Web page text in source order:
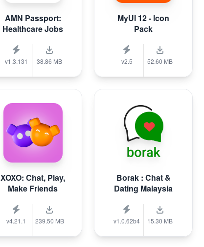
AMN Passport:
Healthcare Jobs
v1.3.131 38.86 MB
MyUI 12 - Icon
Pack
v2.5 52.60 MB
XOXO: Chat, Play,
Make Friends
v4.21.1 239.50 MB
Borak : Chat &
Dating Malaysia
v1.0.62b4 15.30 MB